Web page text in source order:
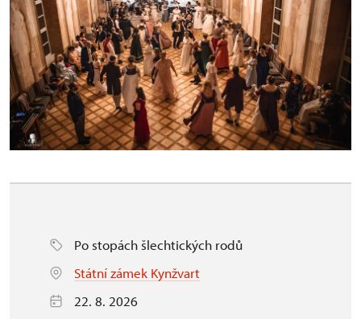
Po stopách šlechtických rodů
Státní zámek Kynžvart
22. 8. 2026